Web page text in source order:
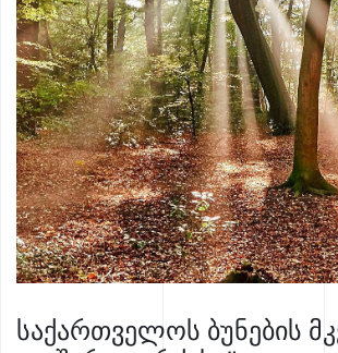
საქართველოს ბუნების